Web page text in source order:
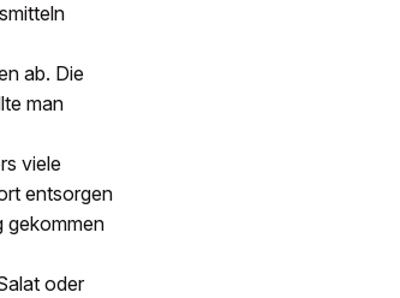
ab. Die
man
viele
entsorgen
gekommen
oder